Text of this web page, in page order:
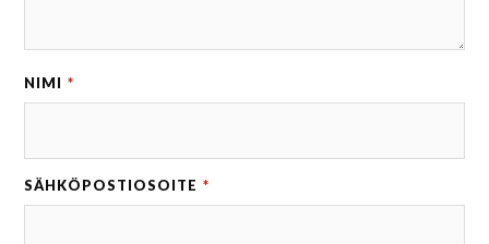
NIMI *
SÄHKÖPOSTIOSOITE *